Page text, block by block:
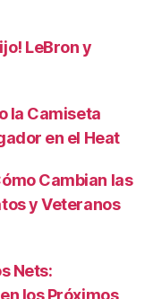
LeBron y
la Camiseta
en el Heat
Cambian las
y Veteranos
Nets:
los Próximos